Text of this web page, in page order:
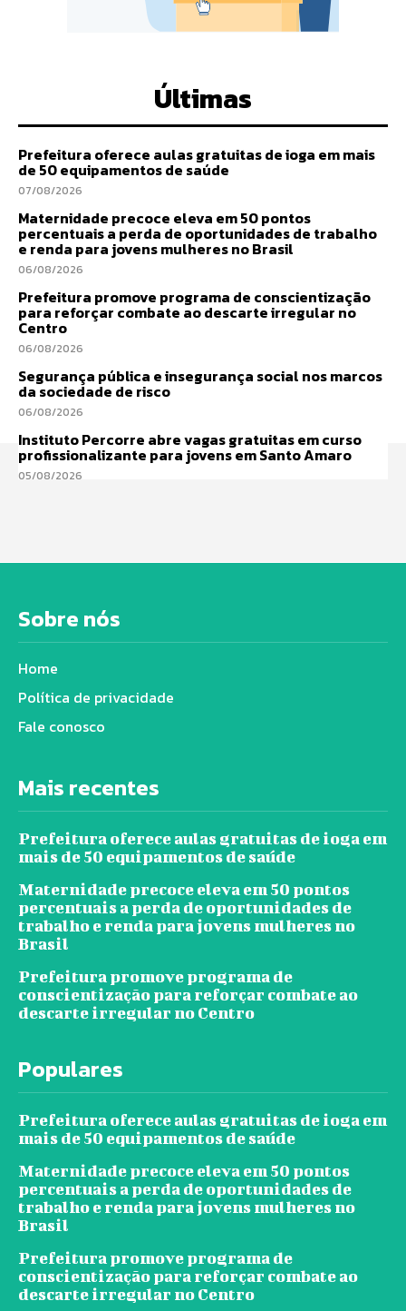
Últimas
Prefeitura oferece aulas gratuitas de ioga em mais
de 50 equipamentos de saúde
07/08/2026
Maternidade precoce eleva em 50 pontos
percentuais a perda de oportunidades de trabalho
e renda para jovens mulheres no Brasil
06/08/2026
Prefeitura promove programa de conscientização
para reforçar combate ao descarte irregular no
Centro
06/08/2026
Segurança pública e insegurança social nos marcos
da sociedade de risco
06/08/2026
Instituto Percorre abre vagas gratuitas em curso
profissionalizante para jovens em Santo Amaro
05/08/2026
Sobre nós
Home
Política de privacidade
Fale conosco
Mais recentes
Prefeitura oferece aulas gratuitas de ioga em
mais de 50 equipamentos de saúde
Maternidade precoce eleva em 50 pontos
percentuais a perda de oportunidades de
trabalho e renda para jovens mulheres no
Brasil
Prefeitura promove programa de
conscientização para reforçar combate ao
descarte irregular no Centro
Populares
Prefeitura oferece aulas gratuitas de ioga em
mais de 50 equipamentos de saúde
Maternidade precoce eleva em 50 pontos
percentuais a perda de oportunidades de
trabalho e renda para jovens mulheres no
Brasil
Prefeitura promove programa de
conscientização para reforçar combate ao
descarte irregular no Centro